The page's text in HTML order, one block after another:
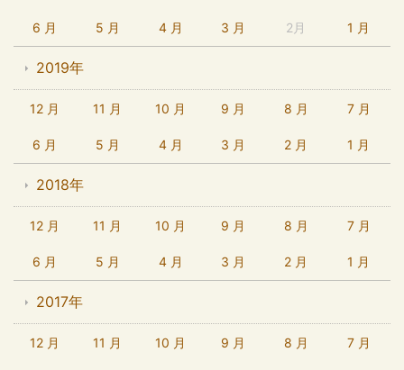
6 月 5 月 4 月 3 月 2月 1 月
2019年
12 月 11 月 10 月 9 月 8 月 7 月
6 月 5 月 4 月 3 月 2 月 1 月
2018年
12 月 11 月 10 月 9 月 8 月 7 月
6 月 5 月 4 月 3 月 2 月 1 月
2017年
12 月 11 月 10 月 9 月 8 月 7 月